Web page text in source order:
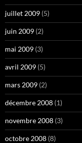
juillet 2009 (5)
juin 2009 (2)
mai 2009 (3)
avril 2009 (5)
mars 2009 (2)
décembre 2008 (1)
novembre 2008 (3)
octobre 2008 (8)